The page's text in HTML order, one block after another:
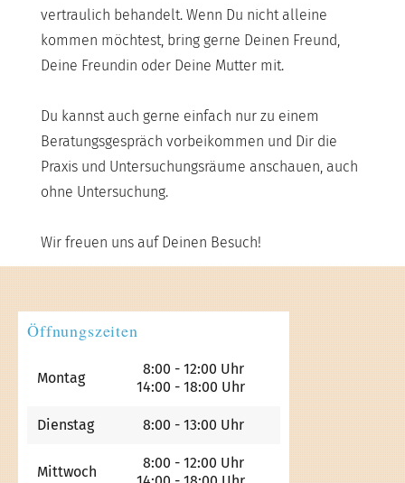
vertraulich behandelt. Wenn Du nicht alleine
kommen möchtest, bring gerne Deinen Freund,
Deine Freundin oder Deine Mutter mit.
Du kannst auch gerne einfach nur zu einem
Beratungsgespräch vorbeikommen und Dir die
Praxis und Untersuchungsräume anschauen, auch
ohne Untersuchung.
Wir freuen uns auf Deinen Besuch!
Öffnungszeiten
Montag
8:00 - 12:00 Uhr
14:00 - 18:00 Uhr
Dienstag 8:00 - 13:00 Uhr
Mittwoch
8:00 - 12:00 Uhr